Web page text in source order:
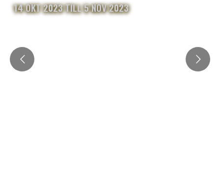
14 OKT 2023 TILL 5 NOV 2023